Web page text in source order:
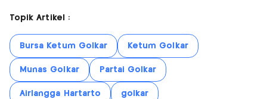
Topik Artikel :
Bursa Ketum Golkar Ketum Golkar
Munas Golkar Partai Golkar
Airlangga Hartarto golkar